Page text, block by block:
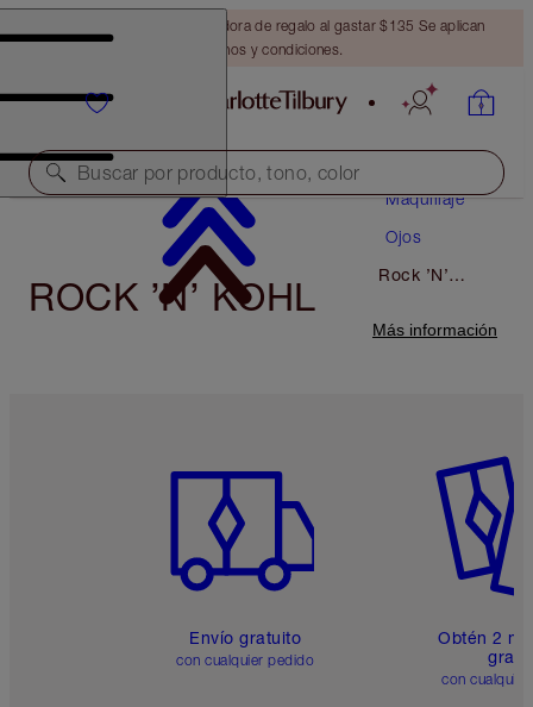
Obtén una brocha bronceadora de regalo al gastar $135 Se aplican
términos y condiciones.
Buscar por producto, tono, color
Maquillaje
Ojos
Rock ’N’
ROCK ’N’ KOHL
Más información
Envío gratuito
con cualquier pedido
Obtén 2
gratis
con